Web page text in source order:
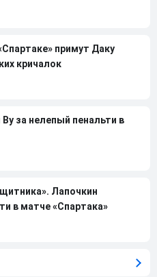
примут Даку
кричалок
за нелепый пенальти в
Лапочкин
в матче «Спартака»